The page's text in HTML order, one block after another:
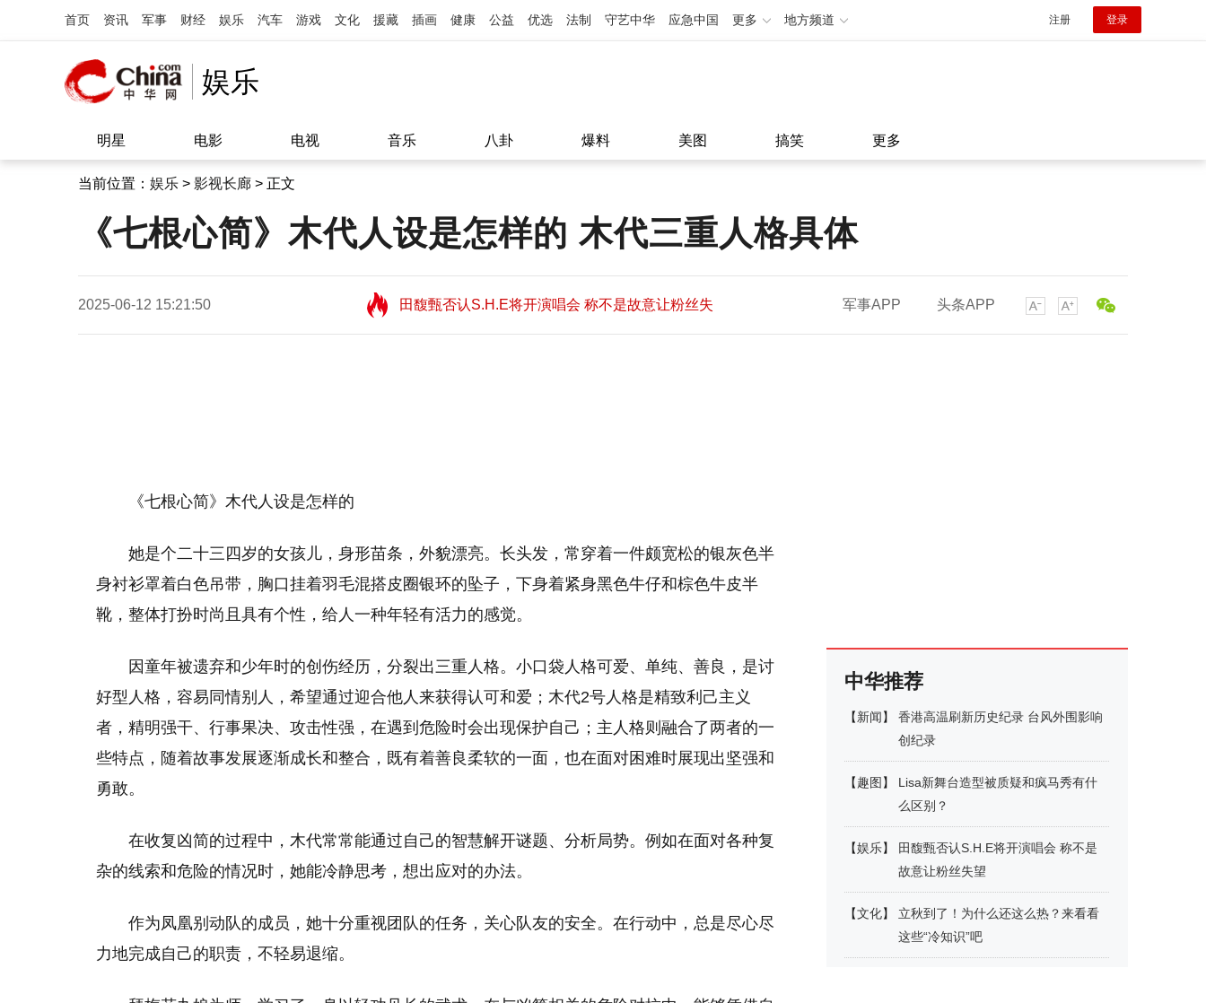
首页 资讯 军事 财经 娱乐 汽车 游戏 文化 援藏 插画 健康 公益 优选 法制 守艺中华 应急中国 更多 地方频道 注册 登录
娱乐
明星 电影 电视 音乐 八卦 爆料 美图 搞笑 更多
当前位置： 娱乐 > 影视长廊 > 正文
《七根心简》木代人设是怎样的 木代三重人格具体
2025-06-12 15:21:50
田馥甄否认S.H.E将开演唱会 称不是故意让粉丝失
望11:08
田馥甄否认S.H.E将开演唱会 称不是故意让粉丝失
军事APP 头条APP
《七根心简》木代人设是怎样的
她是个二十三四岁的女孩儿，身形苗条，外貌漂亮。长头发，常穿着一件颇宽松的银灰色半
身衬衫罩着白色吊带，胸口挂着羽毛混搭皮圈银环的坠子，下身着紧身黑色牛仔和棕色牛皮半
靴，整体打扮时尚且具有个性，给人一种年轻有活力的感觉。
因童年被遗弃和少年时的创伤经历，分裂出三重人格。小口袋人格可爱、单纯、善良，是讨
好型人格，容易同情别人，希望通过迎合他人来获得认可和爱；木代2号人格是精致利己主义
者，精明强干、行事果决、攻击性强，在遇到危险时会出现保护自己；主人格则融合了两者的一
些特点，随着故事发展逐渐成长和整合，既有着善良柔软的一面，也在面对困难时展现出坚强和
勇敢。
在收复凶简的过程中，木代常常能通过自己的智慧解开谜题、分析局势。例如在面对各种复
杂的线索和危险的情况时，她能冷静思考，想出应对的办法。
作为凤凰别动队的成员，她十分重视团队的任务，关心队友的安全。在行动中，总是尽心尽
力地完成自己的职责，不轻易退缩。
中华推荐
【新闻】
香港高温刷新历史纪录 台风外围影响
创纪录
【趣图 】
Lisa新舞台造型被质疑和疯马秀有什
么区别？
【娱乐】
田馥甄否认S.H.E将开演唱会 称不是
故意让粉丝失望
【文化】
立秋到了！为什么还这么热？来看看
这些“冷知识”吧